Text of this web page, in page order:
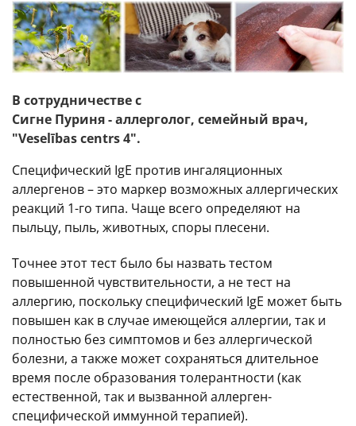
В сотрудничестве с
Сигне Пуриня - аллерголог, семейный врач,
"Veselības centrs 4".
Специфический IgE против ингаляционных
аллергенов – это маркер возможных аллергических
реакций 1-го типа. Чаще всего определяют на
пыльцу, пыль, животных, споры плесени.
Точнее этот тест было бы назвать тестом
повышенной чувствительности, а не тест на
аллергию, поскольку специфический IgE может быть
повышен как в случае имеющейся аллергии, так и
полностью без симптомов и без аллергической
болезни, а также может сохраняться длительное
время после образования толерантности (как
естественной, так и вызванной аллерген-
специфической иммунной терапией).